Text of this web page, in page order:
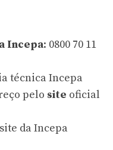
Incepa: 0800 70 11
técnica Incepa
pelo site oficial
da Incepa